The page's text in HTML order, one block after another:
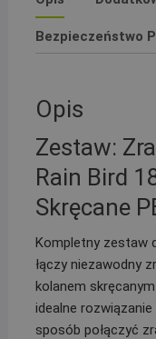
Bezpieczeństwo
Opis
Zestaw:
Rain Bird
Skręcane
Kompletny zestaw
łączy niezawodny
kolanem
idealne
sposób połączyć